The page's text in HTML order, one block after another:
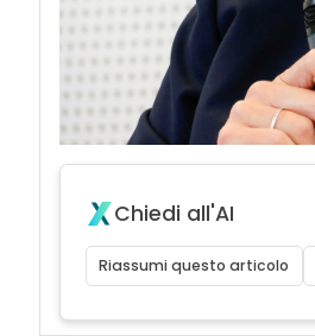
Chiedi all'AI
Riassumi questo articolo